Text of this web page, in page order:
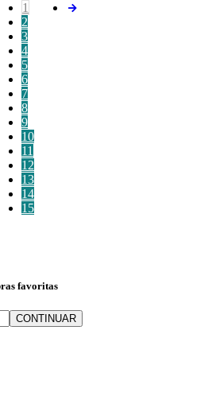
1
2
3
4
5
6
7
8
9
10
11
12
13
14
15
favoritas
CONTINUAR